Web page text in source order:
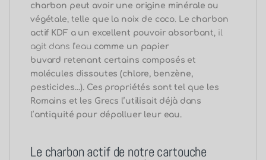
charbon peut avoir une origine minérale ou
végétale, telle que la noix de coco. Le charbon
actif KDF a un excellent pouvoir absorbant, il
agit dans l’eau comme un papier
buvard retenant certains composés et
molécules dissoutes (chlore, benzène,
pesticides…). Ces propriétés sont tel que les
Romains et les Grecs l’utilisait déjà dans
l’antiquité pour dépolluer leur eau.
Le charbon actif de notre cartouche